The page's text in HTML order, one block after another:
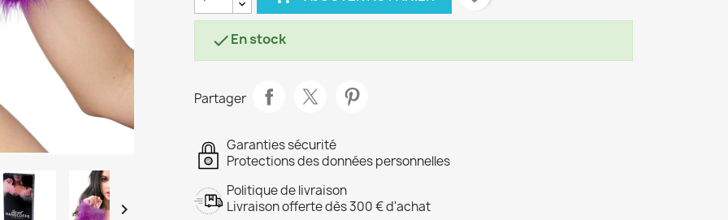

En stock
Partager
Garanties sécurité
Protections des données personnelles
Politique de livraison
Livraison offerte dès 300 € d'achat